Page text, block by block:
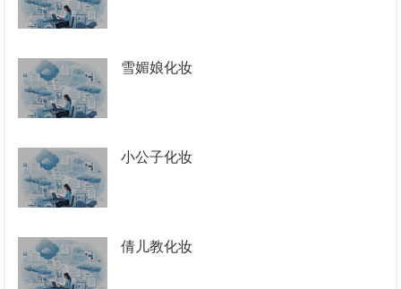
雪媚娘化妆
小公子化妆
倩儿教化妆